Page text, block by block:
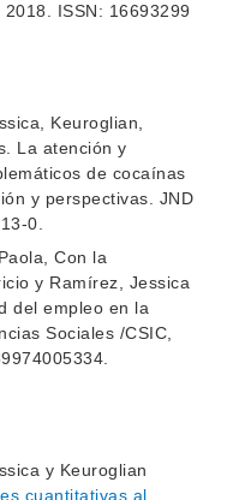
ISSN: 16693299
Keuroglian,
La atención y
de cocaínas
y perspectivas. JND
0.
Con la
y Ramírez, Jessica
del empleo en la
Sociales /CSIC,
y Keuroglian
cuantitativas al